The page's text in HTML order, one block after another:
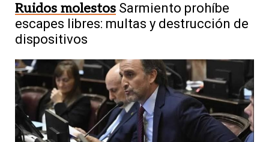
Ruidos molestos Sarmiento prohíbe
escapes libres: multas y destrucción de
dispositivos